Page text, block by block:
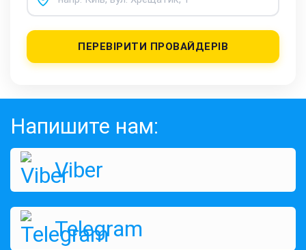
ПЕРЕВІРИТИ ПРОВАЙДЕРІВ
Напишите нам:
Viber
Telegram